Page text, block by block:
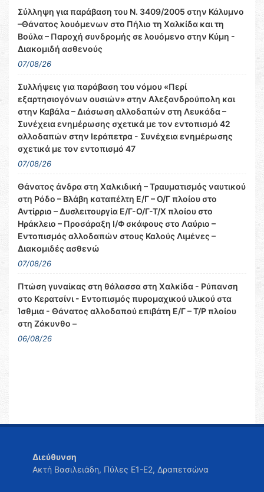
Σύλληψη για παράβαση του Ν. 3409/2005 στην Κάλυμνο
–Θάνατος λουόμενων στο Πήλιο τη Χαλκίδα και τη
Βούλα – Παροχή συνδρομής σε λουόμενο στην Κύμη -
Διακομιδή ασθενούς
07/08/26
Συλλήψεις για παράβαση του νόμου «Περί
εξαρτησιογόνων ουσιών» στην Αλεξανδρούπολη και
στην Καβάλα – Διάσωση αλλοδαπών στη Λευκάδα –
Συνέχεια ενημέρωσης σχετικά με τον εντοπισμό 42
αλλοδαπών στην Ιεράπετρα - Συνέχεια ενημέρωσης
σχετικά με τον εντοπισμό 47
07/08/26
Θάνατος άνδρα στη Χαλκιδική – Τραυματισμός ναυτικού
στη Ρόδο – Βλάβη καταπέλτη Ε/Γ – Ο/Γ πλοίου στο
Αντίρριο – Δυσλειτουργία Ε/Γ-Ο/Γ-Τ/Χ πλοίου στο
Ηράκλειο – Προσάραξη Ι/Φ σκάφους στο Λαύριο –
Εντοπισμός αλλοδαπών στους Καλούς Λιμένες –
Διακομιδές ασθενώ
07/08/26
Πτώση γυναίκας στη θάλασσα στη Χαλκίδα - Ρύπανση
στο Κερατσίνι - Εντοπισμός πυρομαχικού υλικού στα
Ίσθμια - Θάνατος αλλοδαπού επιβάτη Ε/Γ – Τ/Ρ πλοίου
στη Ζάκυνθο –
06/08/26
Διεύθυνση
Ακτή Βασιλειάδη, Πύλες Ε1-Ε2, Δραπετσώνα